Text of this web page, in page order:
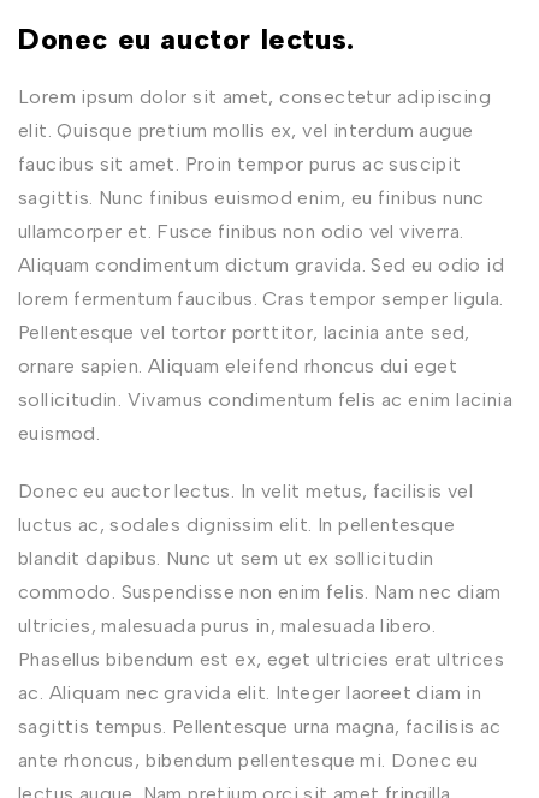
Donec eu auctor lectus.
Lorem ipsum dolor sit amet, consectetur adipiscing
elit. Quisque pretium mollis ex, vel interdum augue
faucibus sit amet. Proin tempor purus ac suscipit
sagittis. Nunc finibus euismod enim, eu finibus nunc
ullamcorper et. Fusce finibus non odio vel viverra.
Aliquam condimentum dictum gravida. Sed eu odio id
lorem fermentum faucibus. Cras tempor semper ligula.
Pellentesque vel tortor porttitor, lacinia ante sed,
ornare sapien. Aliquam eleifend rhoncus dui eget
sollicitudin. Vivamus condimentum felis ac enim lacinia
euismod.
Donec eu auctor lectus. In velit metus, facilisis vel
luctus ac, sodales dignissim elit. In pellentesque
blandit dapibus. Nunc ut sem ut ex sollicitudin
commodo. Suspendisse non enim felis. Nam nec diam
ultricies, malesuada purus in, malesuada libero.
Phasellus bibendum est ex, eget ultricies erat ultrices
ac. Aliquam nec gravida elit. Integer laoreet diam in
sagittis tempus. Pellentesque urna magna, facilisis ac
ante rhoncus, bibendum pellentesque mi. Donec eu